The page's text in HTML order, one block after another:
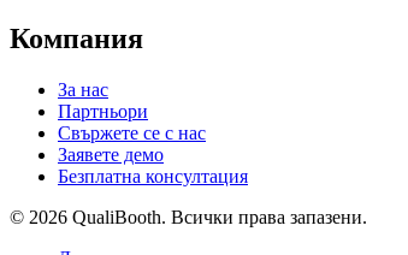
Компания
За нас
Партньори
Свържете се с нас
Заявете демо
Безплатна консултация
© 2026 QualiBooth. Всички права запазени.